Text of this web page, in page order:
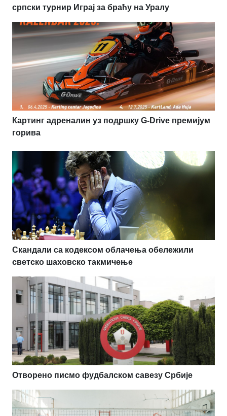
српски турнир Играј за браћу на Уралу
Картинг адреналин уз подршку G-Drive премијум
горива
Скандали са кодексом облачења обележили
светско шаховско такмичење
Отворено писмо фудбалском савезу Србије